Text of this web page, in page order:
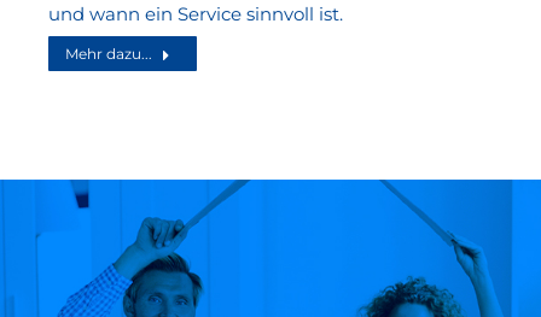
und wann ein Service sinnvoll ist.
Mehr dazu...